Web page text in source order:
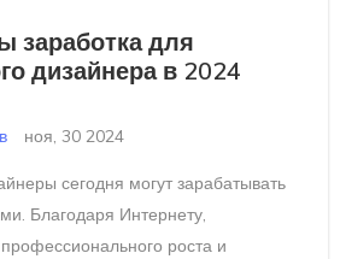
заработка для
дизайнера в 2024
ноя, 30 2024
сегодня могут зарабатывать
Благодаря Интернету,
роста и